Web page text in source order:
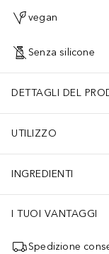
vegan
Senza silicone
DETTAGLI DEL
UTILIZZO
INGREDIENTI
I TUOI VANTAGGI
Spedizione